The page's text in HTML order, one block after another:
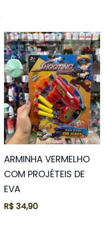
ARMINHA VERMELHO
COM PROJÉTEIS DE
EVA
R$34,90